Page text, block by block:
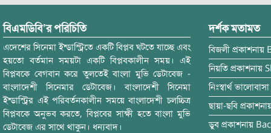
বিএমডিবি’র পরিচিতি
এদেশের সিনেমা ইন্ডাস্ট্রিতে একটি বিপ্লব ঘটতে যাচ্ছে এবং
হয়তো বর্তমান সময়টা একটি বিপ্লবকালীন সময়। এই
বিপ্লবকে বেগবান করে তুলতেই বাংলা মুভি ডেটাবেজ -
বাংলাদেশী সিনেমার ডেটাবেজ। বাংলাদেশী সিনেমা
ইন্ডাস্ট্রির এই পরিবর্তনকালীন সময়ে বাংলাদেশী চলচ্চিত্র
বিপ্লবকে অনুভব করতে, বিপ্লবের সাক্ষী হতে বাংলা মুভি
ডেটাবেজ এর সাথে থাকুন। ধন্যবাদ।
দর্শক মতামত
বিজলী প্রকাশনায়
নিয়তি প্রকাশনায়
নিঃস্বার্থ ভালোবাসা
ছায়া-ছবি
ডুব প্রকাশনায়